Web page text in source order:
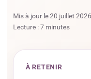
Mis à jour le20 juillet 2026
Lecture : 7 minutes
À RETENIR